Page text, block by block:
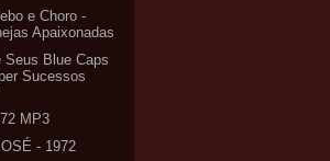
e Choro -
Apaixonadas
Seus Blue Caps
Sucessos
MP3
- 1972